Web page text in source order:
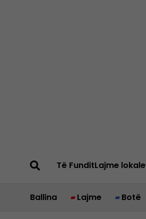
Të FunditLajme lokale
Ballina Lajme Botë